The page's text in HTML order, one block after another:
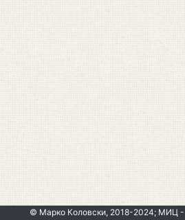
© Марко Коловски, 2018-2024; МИЦ